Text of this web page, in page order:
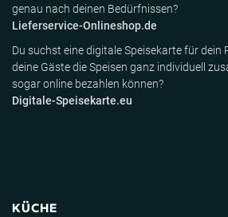
genau nach deinen Bedürfnissen?
Lieferservice-Onlineshop.de
Du suchst eine digitale Speisekarte für dein
deine Gäste die Speisen ganz individuell
sogar online bezahlen können?
Digitale-Speisekarte.eu
KÜCHE